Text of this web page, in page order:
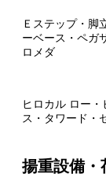
Ｅステップ・脚
ーベース・ペガ
ロメダ
ヒロカル ロー
ス・タワード・
揚重設備・